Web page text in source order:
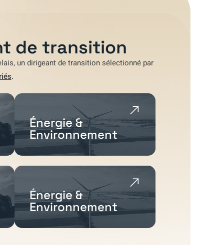
de transition
, un dirigeant de transition sélectionné par
.
Énergie &
Environnement
Énergie &
Environnement